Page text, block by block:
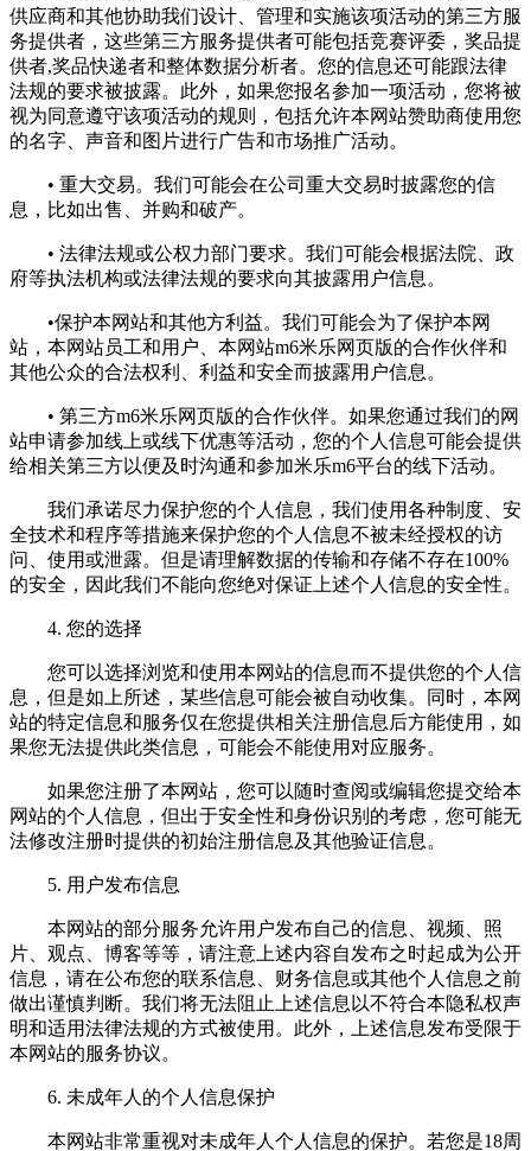
供应商和其他协助我们设计、管理和实施该项活动的第三方服
务提供者，这些第三方服务提供者可能包括竞赛评委，奖品提
供者,奖品快递者和整体数据分析者。您的信息还可能跟法律
法规的要求被披露。此外，如果您报名参加一项活动，您将被
视为同意遵守该项活动的规则，包括允许本网站赞助商使用您
的名字、声音和图片进行广告和市场推广活动。
• 重大交易。我们可能会在公司重大交易时披露您的信
息，比如出售、并购和破产。
• 法律法规或公权力部门要求。我们可能会根据法院、政
府等执法机构或法律法规的要求向其披露用户信息。
•保护本网站和其他方利益。我们可能会为了保护本网
站，本网站员工和用户、本网站m6米乐网页版的合作伙伴和
其他公众的合法权利、利益和安全而披露用户信息。
• 第三方m6米乐网页版的合作伙伴。如果您通过我们的网
站申请参加线上或线下优惠等活动，您的个人信息可能会提供
给相关第三方以便及时沟通和参加米乐m6平台的线下活动。
我们承诺尽力保护您的个人信息，我们使用各种制度、安
全技术和程序等措施来保护您的个人信息不被未经授权的访
问、使用或泄露。但是请理解数据的传输和存储不存在100%
的安全，因此我们不能向您绝对保证上述个人信息的安全性。
4. 您的选择
您可以选择浏览和使用本网站的信息而不提供您的个人信
息，但是如上所述，某些信息可能会被自动收集。同时，本网
站的特定信息和服务仅在您提供相关注册信息后方能使用，如
果您无法提供此类信息，可能会不能使用对应服务。
如果您注册了本网站，您可以随时查阅或编辑您提交给本
网站的个人信息，但出于安全性和身份识别的考虑，您可能无
法修改注册时提供的初始注册信息及其他验证信息。
5. 用户发布信息
本网站的部分服务允许用户发布自己的信息、视频、照
片、观点、博客等等，请注意上述内容自发布之时起成为公开
信息，请在公布您的联系信息、财务信息或其他个人信息之前
做出谨慎判断。我们将无法阻止上述信息以不符合本隐私权声
明和适用法律法规的方式被使用。此外，上述信息发布受限于
本网站的服务协议。
6. 未成年人的个人信息保护
本网站非常重视对未成年人个人信息的保护。若您是18周